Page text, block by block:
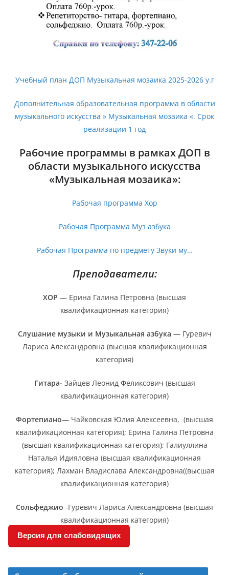
Учебный план ДОП Музыкальная мозаика 2025-2026 у.г
Дополнительная образовательная программа в области
музыкального искусства » Музыкальная мозаика «. Срок
реализации 1 год
Рабочие программы в рамках ДОП в
области музыкального искусства
«Музыкальная мозаика»:
Рабочая программа Хор
Рабочая Программа Муз азбука
Рабочая Программа по предмету Звуки му…
Преподаватели:
ХОР — Ерина Галина Петровна (высшая
квалификационная категория)
Слушание музыки и Музыкальная азбука — Гуревич
Лариса Александровна (высшая квалификационная
категория)
Гитара- Зайцев Леонид Феликсович (высшая
квалификационная категория)
Фортепиано— Чайковская Юлия Алексеевна, (высшая
квалификационная категория); Ерина Галина Петровна
(высшая квалификационная категория); Галиуллина
Наталья Идияловна (высшая квалификационная
категория); Лахман Владислава Александровна((высшая
квалификационная категория)
Сольфеджио -Гуревич Лариса Александровна (высшая
квалификационная категория)
Версия для слабовидящих